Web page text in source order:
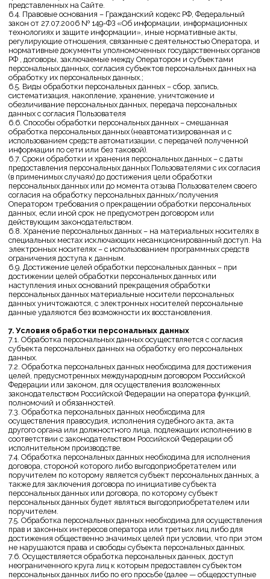
посредством электронной почты на электронный адрес Оператора
адрес электронной почты с пометкой «Отзыв согласия на обработку
персональных данных».
8.5. Вся информация, которая собирается сторонними сервисами, в
том числе платежными системами, средствами связи и другими
поставщиками услуг, хранится и обрабатывается указанными
лицами (Операторами) в соответствии с их Пользовательским
соглашением и Политикой конфиденциальности. Субъект
персональных данных и/или с указанными документами. Оператор
не несет ответственность за действия третьих лиц, в том числе
указанных в настоящем пункте поставщиков услуг.
8.6. Установленные субъектом персональных данных запреты на
передачу (кроме предоставления доступа), а также на обработку или
условия обработки (кроме получения доступа) персональных данных,
разрешенных для распространения, не действуют в случаях
обработки персональных данных в государственных, общественных
и иных публичных интересах, определенных законодательством РФ.
8.7. Оператор при обработке персональных данных обеспечивает
конфиденциальность персональных данных.
8.8. Оператор осуществляет хранение персональных данных в форме,
позволяющей определить субъекта персональных данных, не дольше,
чем этого требуют цели обработки персональных данных, если срок
хранения персональных данных не установлен федеральным
законом, договором, стороной которого, выгодоприобретателем или
поручителем по которому является субъект персональных данных.
8.9. Условием прекращения обработки персональных данных может
являться достижение целей обработки персональных данных,
истечение срока действия согласия субъекта персональных данных,
отзыв согласия субъектом персональных данных или требование о
прекращении обработки персональных данных, а также выявление
неправомерной обработки персональных данных.
9. Перечень действий, производимых Оператором с
полученными персональными данными
9.1. Оператор осуществляет сбор, запись, систематизацию,
накопление, хранение, уточнение (обновление, изменение),
извлечение, использование, передачу (распространение,
предоставление, доступ), обезличивание, блокирование, удаление и
уничтожение персональных данных.
9.2. Оператор осуществляет автоматизированную обработку
персональных данных с получением и/или передачей полученной
информации по информационно-телекоммуникационным сетям или
без таковой.
10. Трансграничная передача персональных данных
10.1. Оператор до начала осуществления деятельности по
трансграничной передаче персональных данных обязан уведомить
уполномоченный орган по защите прав субъектов персональных
данных о своем намерении осуществлять трансграничную передачу
уведомления о намерении осуществлять обработку персональных
данных).
10.2. Оператор до подачи вышеуказанного уведомления, обязан
получить от органов власти иностранного государства, иностранных
физических лиц, иностранных юридических лиц, которым
планируется трансграничная передача персональных данных,
соответствующие сведения.
11. Конфиденциальность персональных данных
Оператор и иные лица, получившие доступ к персональным данным,
обязаны не раскрывать третьим лицам и не распространять
персональные данные без согласия субъекта персональных данных,
если иное не предусмотрено федеральным законом.
12. Согласие на сбор cookie-файлов с помощью сервиса веб
аналитики Яндекс.Метрика
Если вы дали свое согласие на сбор cookie-файлов с помощью сервиса
веб аналитики Яндекс.Метрика, это означает, что вы дали свое
согласие и на передачу указанных данных компании Яндекс (ООО
«Яндекс»; ОГРН 1027700229193, 119021, Россия, Москва, ул. Льва
Толстого, д. 16) для обработки данных о вас Яндексом в порядке и
целях, указанных ниже.
Сookie — это небольшие текстовые файлы, размещаемые на вашем
компьютере с целью анализа вашей пользовательской активности.
Собранная при помощи cookie информация не может
идентифицировать вас, однако может помочь нам улучшить работу
веб-сайта. Информация об использовании вами веб-сайта,
собранная при помощи cookie, будет передаваться Яндексу и
храниться на сервере Яндекса в ЕС и Российской Федерации. Яндекс
будет обрабатывать эту информацию для оценки использования
вами веб-сайта, составления для нас отчетов о деятельности веб-
сайта и предоставления других услуг. Яндекс обрабатывает эту
информацию в порядке, установленном в условиях использования
сервиса Яндекс Метрика.
Вы можете отказаться от использования cookies, выбрав
соответствующие настройки в своем браузере. Также вы можете
использовать инструмент
—https://yandex.ru/support/metrika/general/opt-out.html. Однако
это может повлиять на работу некоторых функций сайта.